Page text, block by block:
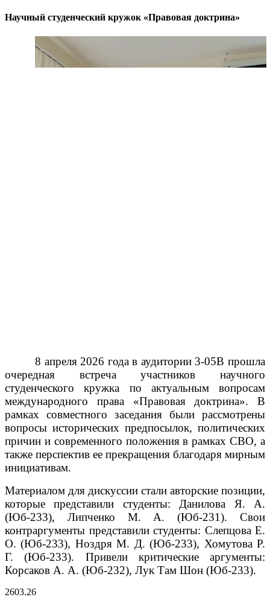
Научный студенческий кружок «Правовая доктрина»
8 апреля 2026 года в аудитории 3-05В прошла
очередная встреча участников научного
студенческого кружка по актуальным вопросам
международного права «Правовая доктрина». В
рамках совместного заседания были рассмотрены
вопросы исторических предпосылок, политических
причин и современного положения в рамках СВО, а
также перспектив ее прекращения благодаря мирным
инициативам.
Материалом для дискуссии стали авторские позиции,
которые представили студенты: Данилова Я. А.
(Юб-233), Липченко М. А. (Юб-231). Свои
контраргументы представили студенты: Слепцова Е.
О. (Юб-233), Ноздря М. Д. (Юб-233), Хомутова Р.
Г. (Юб-233). Привели критические аргументы:
Корсаков А. А. (Юб-232), Лук Там Шон (Юб-233).
2603.26